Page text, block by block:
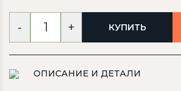
- + КУПИТЬ
ОПИСАНИЕ И ДЕТАЛИ